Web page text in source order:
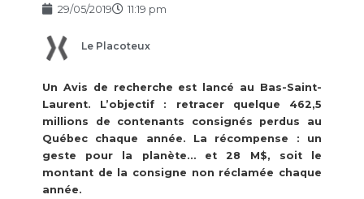
29/05/2019 11:19 pm
Le Placoteux
Un Avis de recherche est lancé au Bas-Saint-
Laurent. L’objectif : retracer quelque 462,5
millions de contenants consignés perdus au
Québec chaque année. La récompense : un
geste pour la planète… et 28 M$, soit le
montant de la consigne non réclamée chaque
année.